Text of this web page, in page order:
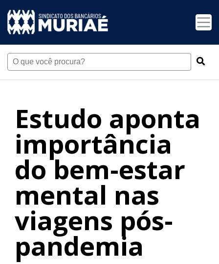
Estudo aponta
importância
do bem-estar
mental nas
viagens pós-
pandemia